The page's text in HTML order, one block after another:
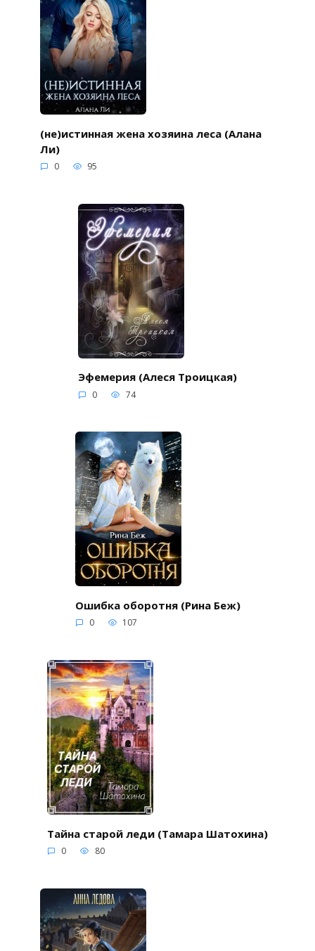
(не)истинная жена хозяина леса (Алана
Ли)
0 95
Эфемерия (Алеся Троицкая)
0 74
Ошибка оборотня (Рина Беж)
0 107
Тайна старой леди (Тамара Шатохина)
0 80